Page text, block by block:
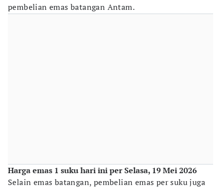
pembelian emas batangan Antam.
Harga emas 1 suku hari ini per Selasa, 19 Mei 2026
Selain emas batangan, pembelian emas per suku juga